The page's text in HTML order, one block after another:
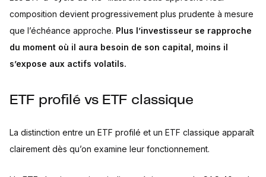
composition devient progressivement plus prudente à mesure
que l’échéance approche. Plus l’investisseur se rapproche
du moment où il aura besoin de son capital, moins il
s’expose aux actifs volatils.
ETF profilé vs ETF classique
La distinction entre un ETF profilé et un ETF classique apparaît
clairement dès qu’on examine leur fonctionnement.